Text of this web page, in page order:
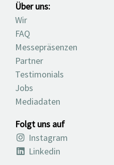
Über uns:
Wir
FAQ
Messepräsenzen
Partner
Testimonials
Jobs
Mediadaten
Folgt uns auf
Instagram
Linkedin